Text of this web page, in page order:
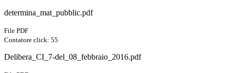
determina_mat_pubblic.pdf
File PDF
Contatore click: 55
Delibera_CI_7-del_08_febbraio_2016.pdf